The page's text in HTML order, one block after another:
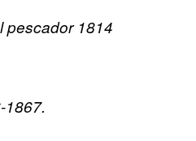
pescador 1814
1867.